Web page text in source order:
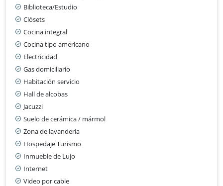
Biblioteca/Estudio
Clósets
Cocina integral
Cocina tipo americano
Electricidad
Gas domiciliario
Habitación servicio
Hall de alcobas
Jacuzzi
Suelo de cerámica / mármol
Zona de lavandería
Hospedaje Turismo
Inmueble de Lujo
Internet
Video por cable